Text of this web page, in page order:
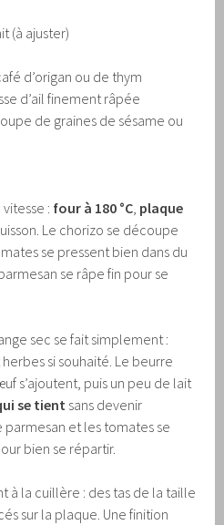
(à ajuster)
d’origan ou de thym
d’ail finement râpée
de graines de sésame ou
: four à 180 °C, plaque
Le chorizo se découpe
se pressent bien dans du
se râpe fin pour se
sec se fait simplement :
si souhaité. Le beurre
s’ajoutent, puis un peu de lait
se tient sans devenir
parmesan et les tomates se
bien se répartir.
à la cuillère : des tas de la taille
sur la plaque. Une finition